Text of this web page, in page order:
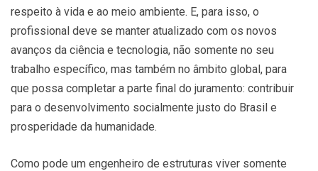
respeito à vida e ao meio ambiente. E, para isso, o
profissional deve se manter atualizado com os novos
avanços da ciência e tecnologia, não somente no seu
trabalho específico, mas também no âmbito global, para
que possa completar a parte final do juramento: contribuir
para o desenvolvimento socialmente justo do Brasil e
prosperidade da humanidade.
Como pode um engenheiro de estruturas viver somente